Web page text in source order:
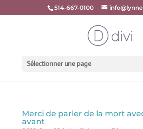
514-667-0100
Sélectionner une page
Merci de parler de la mort
avant